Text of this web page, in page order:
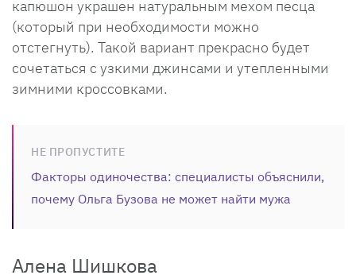
капюшон украшен натуральным мехом песца
(который при необходимости можно
отстегнуть). Такой вариант прекрасно будет
сочетаться с узкими джинсами и утепленными
зимними кроссовками.
НЕ ПРОПУСТИТЕ
Факторы одиночества: специалисты объяснили,
почему Ольга Бузова не может найти мужа
Алена Шишкова